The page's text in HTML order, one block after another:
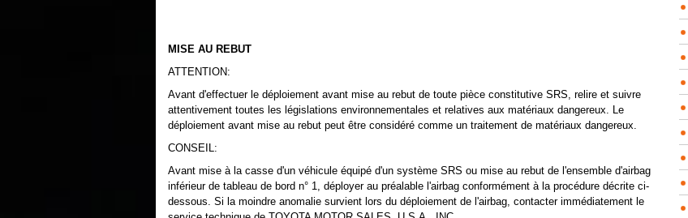
MISE AU REBUT
ATTENTION:
Avant d'effectuer le déploiement avant mise au rebut de toute pièce constitutive SRS, relire et suivre
attentivement toutes les législations environnementales et relatives aux matériaux dangereux. Le
déploiement avant mise au rebut peut être considéré comme un traitement de matériaux dangereux.
CONSEIL:
Avant mise à la casse d'un véhicule équipé d'un système SRS ou mise au rebut de l'ensemble d'airbag
inférieur de tableau de bord n° 1, déployer au préalable l'airbag conformément à la procédure décrite ci-
dessous. Si la moindre anomalie survient lors du déploiement de l'airbag, contacter immédiatement le